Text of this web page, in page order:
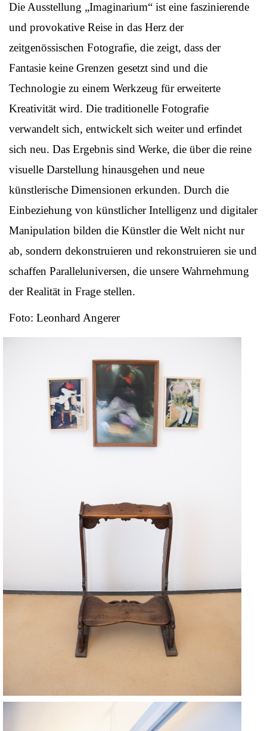
Die Ausstellung „Imaginarium“ ist eine faszinierende
und provokative Reise in das Herz der
zeitgenössischen Fotografie, die zeigt, dass der
Fantasie keine Grenzen gesetzt sind und die
Technologie zu einem Werkzeug für erweiterte
Kreativität wird. Die traditionelle Fotografie
verwandelt sich, entwickelt sich weiter und erfindet
sich neu. Das Ergebnis sind Werke, die über die reine
visuelle Darstellung hinausgehen und neue
künstlerische Dimensionen erkunden. Durch die
Einbeziehung von künstlicher Intelligenz und digitaler
Manipulation bilden die Künstler die Welt nicht nur
ab, sondern dekonstruieren und rekonstruieren sie und
schaffen Paralleluniversen, die unsere Wahrnehmung
der Realität in Frage stellen.
Foto: Leonhard Angerer